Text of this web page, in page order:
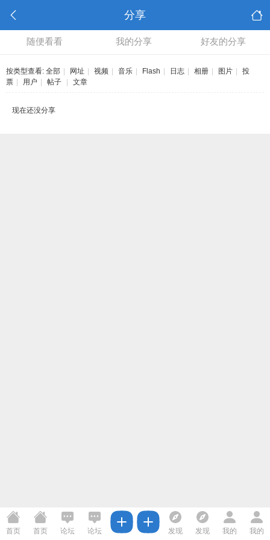
分享
随便看看 我的分享 好友的分享
按类型查看: 全部 网址 视频 音乐 Flash 日志 相册 图片
投
票
用户 帖子 文章
现在还没分享
首页 首页 论坛 论坛 发现 发现 我的 我的